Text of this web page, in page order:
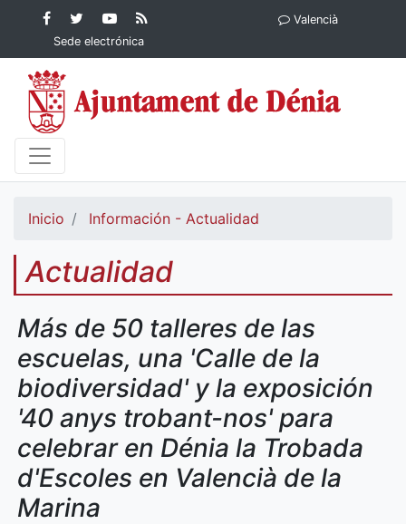
Contenido principalFacebook
Ayuntamiento de
Dénia
Ayuntamiento
de Dénia
YouTube
Ayuntamiento
de Dénia
Ayuntamiento
Sede electrónica
Valencià
Inicio Información - Actualidad
Actualidad
Más de 50 talleres de las
escuelas, una 'Calle de la
biodiversidad' y la exposición
'40 anys trobant-nos' para
celebrar en Dénia la Trobada
d'Escoles en Valencià de la
Marina